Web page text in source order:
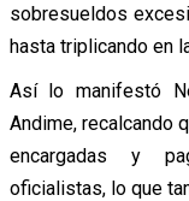
sobresueldos
hasta triplicando en
Así lo manifestó
Andime, recalcando
encargadas y
oficialistas, lo que